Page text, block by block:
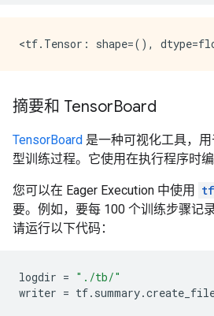
摘要和 TensorBoard
TensorBoard 是一种可视化工具，
型训练过程。它使用在执行程序时编
您可以在 Eager Execution 中使用
要。例如，要每 100 个训练步骤记
请运行以下代码：
logdir = "./tb/"
writer = tf. summary.